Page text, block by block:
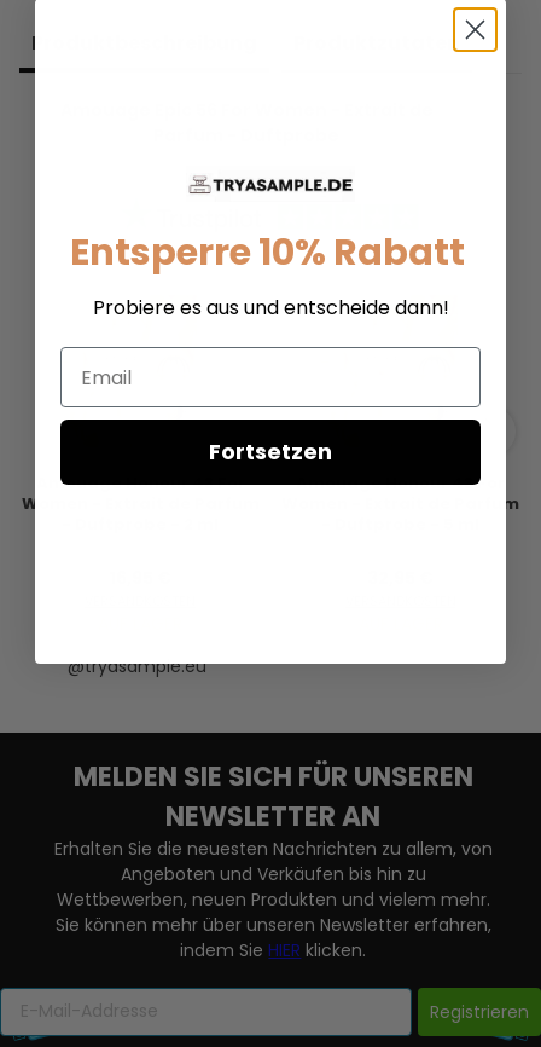
Produkt­beschreibung Produkt­zutaten
Amouage Honour 43 For
Women - Extrait de Parfum
Amouage Honour 43 For
Women - Extrait de Parfum
@tryasample.eu
MELDEN SIE SICH FÜR UNSEREN
NEWSLETTER AN
Erhalten Sie die neuesten Nachrichten zu allem, von
Angeboten und Verkäufen bis hin zu
Wettbewerben, neuen Produkten und vielem mehr.
Sie können mehr über unseren Newsletter erfahren,
indem SieHIER klicken.
Registrieren
Entsperre 10% Rabatt
Probiere es aus und entscheide dann!
Email
Fortsetzen